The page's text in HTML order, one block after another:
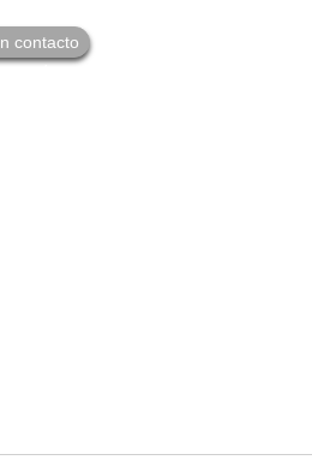
contacto